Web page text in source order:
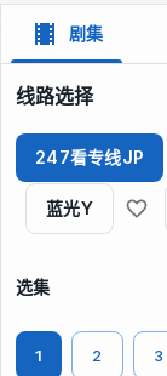
剧集
线路选择
247看专线JP
蓝光Y
选集
1 2 3